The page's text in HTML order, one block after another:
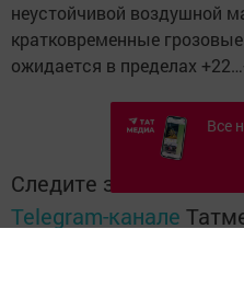
неустойчивой воздушной
кратковременные
ожидается в пределах
Следите за самым
Telegram-канале
Все